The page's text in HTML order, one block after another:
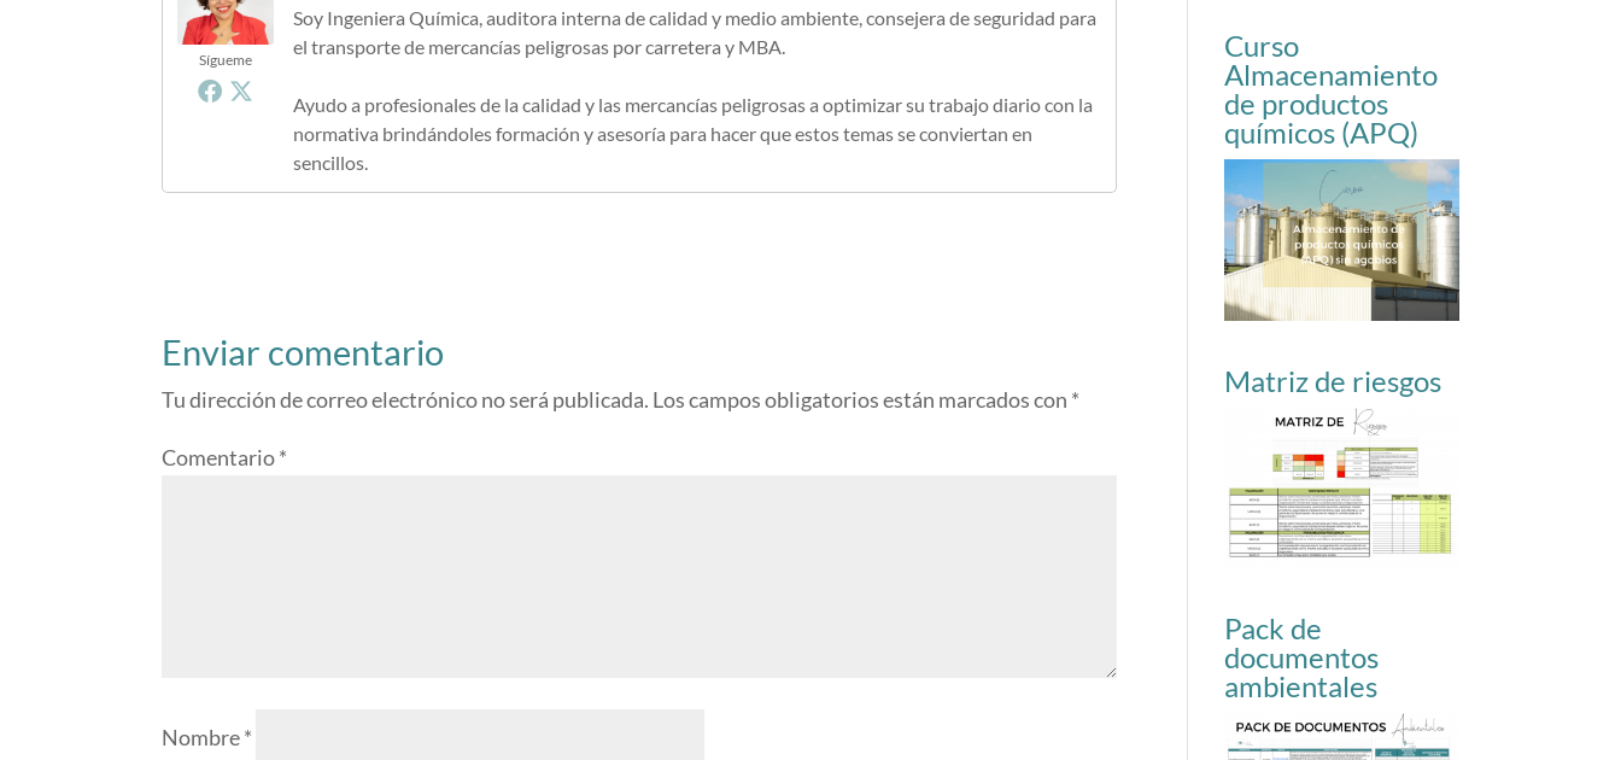
Sígueme
Soy Ingeniera Química, auditora interna de calidad y medio ambiente, consejera de seguridad para
el transporte de mercancías peligrosas por carretera y MBA.
Ayudo a profesionales de la calidad y las mercancías peligrosas a optimizar su trabajo diario con la
normativa brindándoles formación y asesoría para hacer que estos temas se conviertan en
sencillos.
Enviar comentario
Tu dirección de correo electrónico no será publicada. Los campos obligatorios están marcados con *
Comentario*
Nombre*
Curso
Almacenamiento
de productos
químicos (APQ)
Matriz de riesgos
Pack de
documentos
ambientales